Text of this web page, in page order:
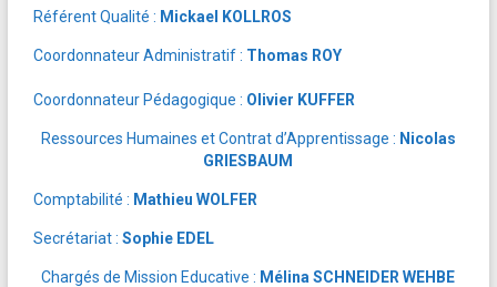
Référent Qualité : Mickael KOLLROS
Coordonnateur Administratif : Thomas ROY
Coordonnateur Pédagogique : Olivier KUFFER
Ressources Humaines et Contrat d’Apprentissage : Nicolas
GRIESBAUM
Comptabilité : Mathieu WOLFER
Secrétariat : Sophie EDEL
Chargés de Mission Educative : Mélina SCHNEIDER WEHBE